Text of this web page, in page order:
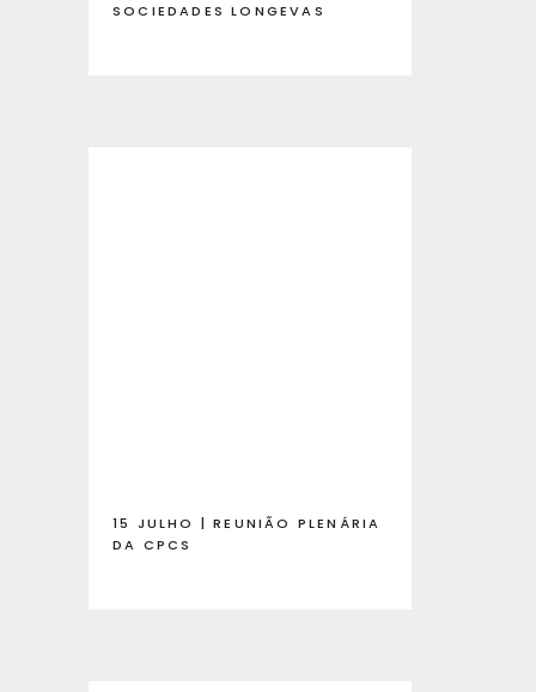
SOCIEDADES LONGEVAS
15 JULHO | REUNIÃO PLENÁRIA
DA CPCS